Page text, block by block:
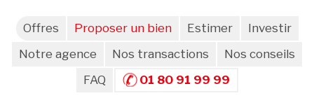
Offres Proposer un bien Estimer
Investir
Notre agence
Nos transactions
Nos conseils
FAQ
01 80 91 99 99